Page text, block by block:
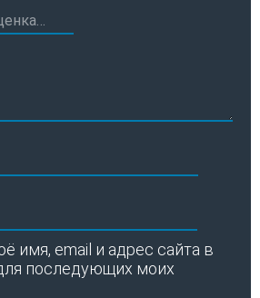
имя, email и адрес сайта в
последующих моих